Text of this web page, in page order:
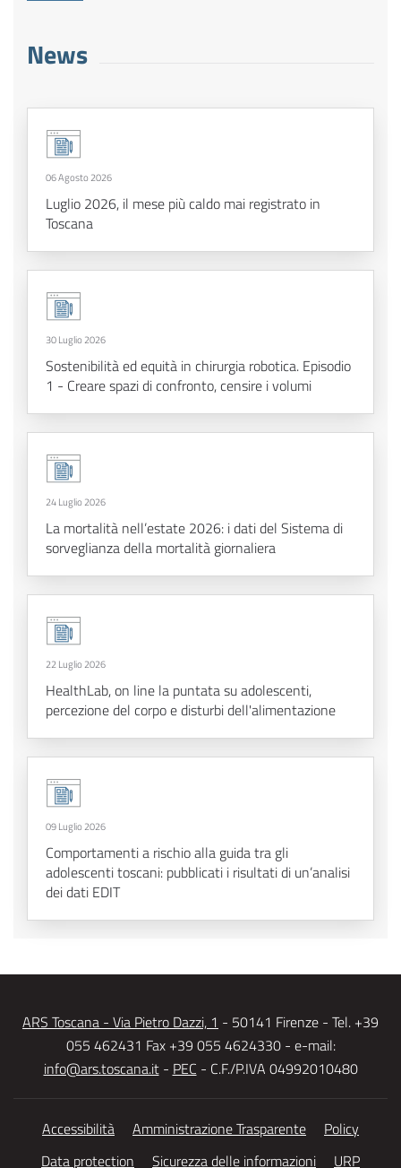
News
06 Agosto 2026
Luglio 2026, il mese più caldo mai registrato in
Toscana
30 Luglio 2026
Sostenibilità ed equità in chirurgia robotica. Episodio
1 - Creare spazi di confronto, censire i volumi
24 Luglio 2026
La mortalità nell’estate 2026: i dati del Sistema di
sorveglianza della mortalità giornaliera
22 Luglio 2026
HealthLab, on line la puntata su adolescenti,
percezione del corpo e disturbi dell'alimentazione
09 Luglio 2026
Comportamenti a rischio alla guida tra gli
adolescenti toscani: pubblicati i risultati di un’analisi
dei dati EDIT
ARS Toscana - Via Pietro Dazzi, 1 - 50141 Firenze - Tel. +39
055 462431 Fax +39 055 4624330 - e-mail:
info@ars.toscana.it- PEC - C.F./P.IVA 04992010480
Accessibilità Amministrazione Trasparente
Policy
Data protection
Sicurezza delle informazioni URP